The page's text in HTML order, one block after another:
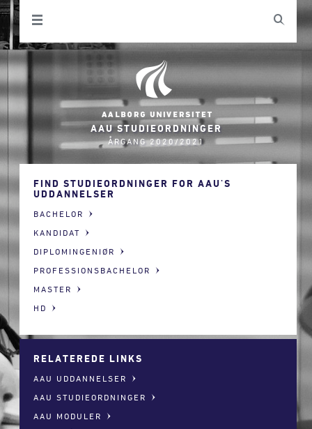
AAU STUDIEORDNINGER
ÅRGANG 2020/2021
FIND STUDIEORDNINGER FOR AAU'S
UDDANNELSER
BACHELOR
KANDIDAT
DIPLOMINGENIØR
PROFESSIONSBACHELOR
MASTER
HD
RELATEREDE LINKS
AAU UDDANNELSER
AAU STUDIEORDNINGER
AAU MODULER